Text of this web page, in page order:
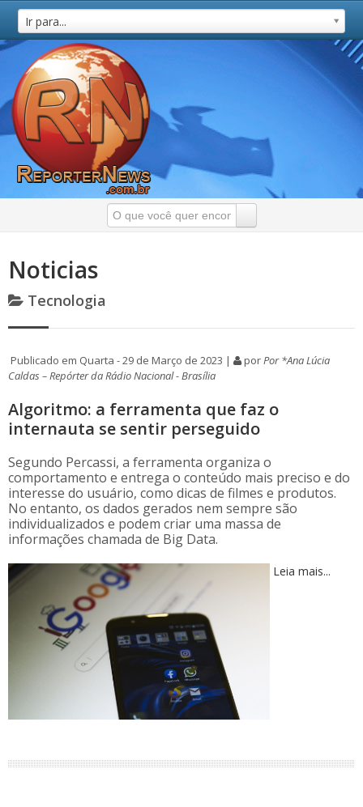
Ir para...
Noticias
Tecnologia
Publicado em Quarta - 29 de Março de 2023 | porPor *Ana Lúcia
Caldas – Repórter da Rádio Nacional - Brasília
Algoritmo: a ferramenta que faz o
internauta se sentir perseguido
Segundo Percassi, a ferramenta organiza o
comportamento e entrega o conteúdo mais preciso e do
interesse do usuário, como dicas de filmes e produtos.
No entanto, os dados gerados nem sempre são
individualizados e podem criar uma massa de
informações chamada de Big Data.
Leia mais...